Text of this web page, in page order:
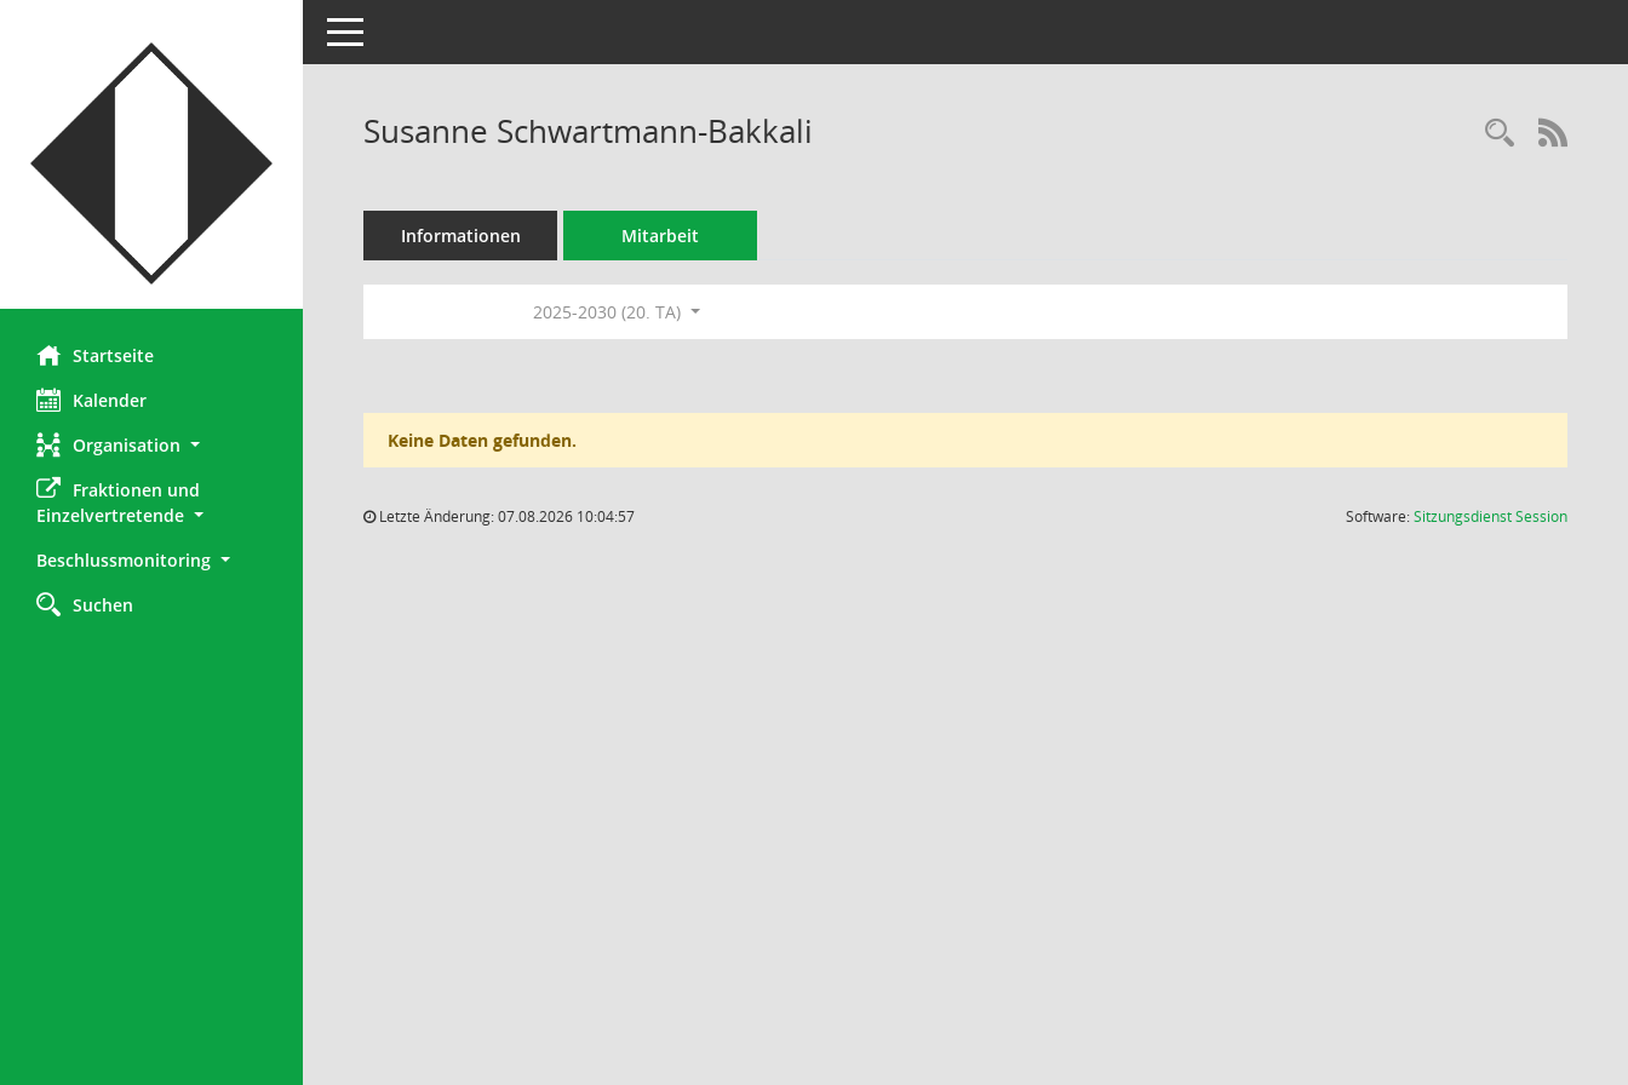
Startseite
Kalender
Organisation
Fraktionen und
Einzelvertretende
Beschlussmonitoring
Suchen
Toggle navigation
Susanne Schwartmann-Bakkali
Informationen Mitarbeit
2025-2030 (20. TA)
Keine Daten gefunden.
Letzte Änderung: 07.08.2026 10:04:57 Software:SitzungsdienstSession(Wird in